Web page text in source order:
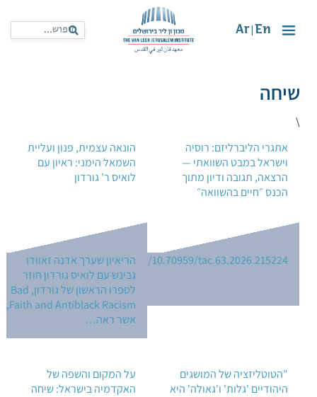
En
Ar
שיחה
\
אתגרי הליברליזם: רוסיה
וישראל במבט השוואתי —
הרצאה, תגובה ודיון מתוך
הכנס ״חיים בהשוואה״
https://doi.org/10.70959/tac.63.2026.215224
הונאה עצמית, פנון ועליית
השמאל הימני: ראיון עם
לואיס ר' גורדון
הריאיון שערך אדנה זאוודו
גבינש עם לואיס גורדון חוזר
לספרו הראשון של גורדון, Bad
Faith and Antiblack Racism,
אשר ראה…
"הטוטליזציה של המושגים
היהודיים 'גלות' ו'גאולה' היא
על המקום והשפה של
האקדמיה בישראל: שיחה